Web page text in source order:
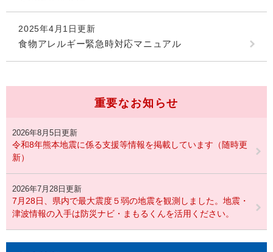
2025年4月1日更新
食物アレルギー緊急時対応マニュアル
重要なお知らせ
2026年8月5日更新
令和8年熊本地震に係る支援等情報を掲載しています（随時更
新）
2026年7月28日更新
7月28日、県内で最大震度５弱の地震を観測しました。地震・
津波情報の入手は防災ナビ・まもるくんを活用ください。